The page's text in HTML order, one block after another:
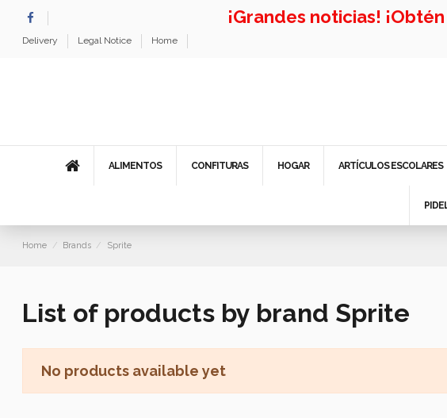
Delivery Legal Notice Home
¡Grandes noticias!
ALIMENTOS CONFITURAS HOGAR ARTÍCULOS ESCOLARES
Home Brands Sprite
List of products by brand Sprite
No products available yet